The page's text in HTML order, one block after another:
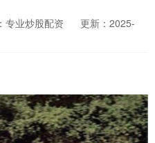
专业炒股配资
更新：2025-